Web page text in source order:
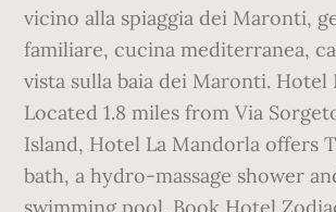
vicino alla spiaggia dei Maronti,
familiare, cucina mediterranea,
vista sulla baia dei Maronti. Hotel
Located 1.8 miles from Via
Island, Hotel La Mandorla offers
bath, a hydro-massage shower